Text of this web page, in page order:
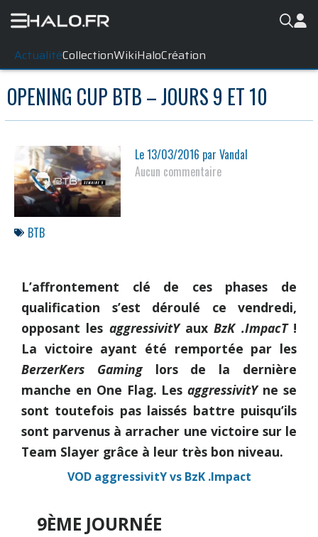
ActualitéCollectionWikiHaloCréation
OPENING CUP BTB – JOURS 9 ET 10
Le13/03/2016 par Vandal
Aucun commentaire
BTB
L’affrontement clé de ces phases de
qualification s’est déroulé ce vendredi,
opposant les aggressivitYauxBzK .ImpacT!
La victoire ayant été remportée par les
BerzerKers Gaminglors de la dernière
manche en One Flag. LesaggressivitYne se
sont toutefois pas laissés battre puisqu’ils
sont parvenus à arracher une victoire sur le
Team Slayer grâce à leur très bon niveau.
VOD aggressivitY vs BzK .Impact
9ÈME JOURNÉE